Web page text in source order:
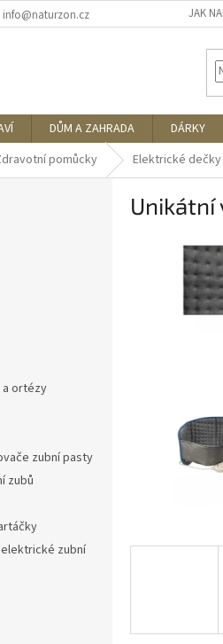
info@naturzon.cz JAK
DŮM A ZAHRADA DÁRKY
pomůcky Elektrické
a ortézy
zubní pasty
zubů
zubní
Unikátní